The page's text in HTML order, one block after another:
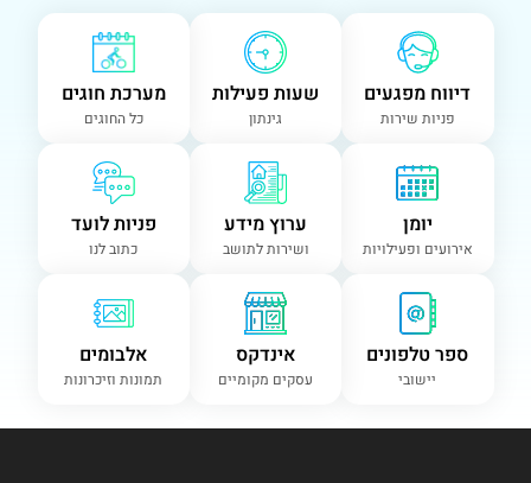
דיווח מפגעים
פניות שירות
שעות פעילות
גינתון
מערכת חוגים
כל החוגים
יומן
אירועים ופעילויות
ערוץ מידע
ושירות לתושב
פניות לועד
כתוב לנו
ספר טלפונים
יישובי
אינדקס
עסקים מקומיים
אלבומים
תמונות וזיכרונות